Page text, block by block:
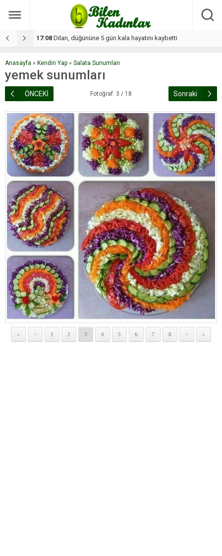
17:08 Dilan, düğününe 5 gün kala hayatını kaybetti
Anasayfa » Kendin Yap » Salata Sunumları
yemek sunumları
ÖNCEKİ Fotoğraf: 3 / 18 Sonraki
« < 1 2 3 4 5 6 7 8 > »